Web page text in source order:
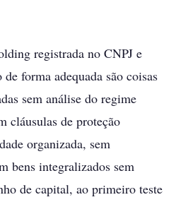
registrada no CNPJ e
forma adequada são coisas
sem análise do regime
cláusulas de proteção
organizada, sem
bens integralizados sem
de capital, ao primeiro teste